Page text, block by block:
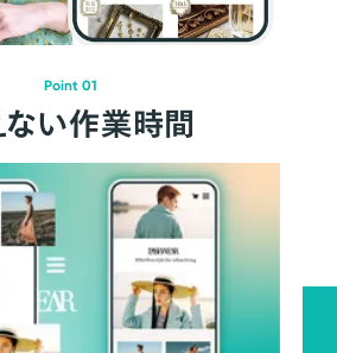
Point 01
ない作業時間